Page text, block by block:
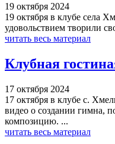
19 октября 2024
19 октября в клубе села
удовольствием творили
читать весь материал
Клубная
17 октября 2024
17 октября в клубе с.
видео о создании гимна,
композицию. ...
читать весь материал